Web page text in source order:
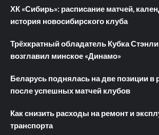
ХК «Сибирь»: расписание матчей,
история новосибирского клуба
Трёхкратный обладатель Кубка
возглавил минское «Динамо»
Беларусь поднялась на две позиции в
после успешных матчей клубов
Как снизить расходы на ремонт и
транспорта